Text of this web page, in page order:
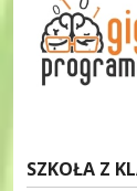
SZKOŁA Z